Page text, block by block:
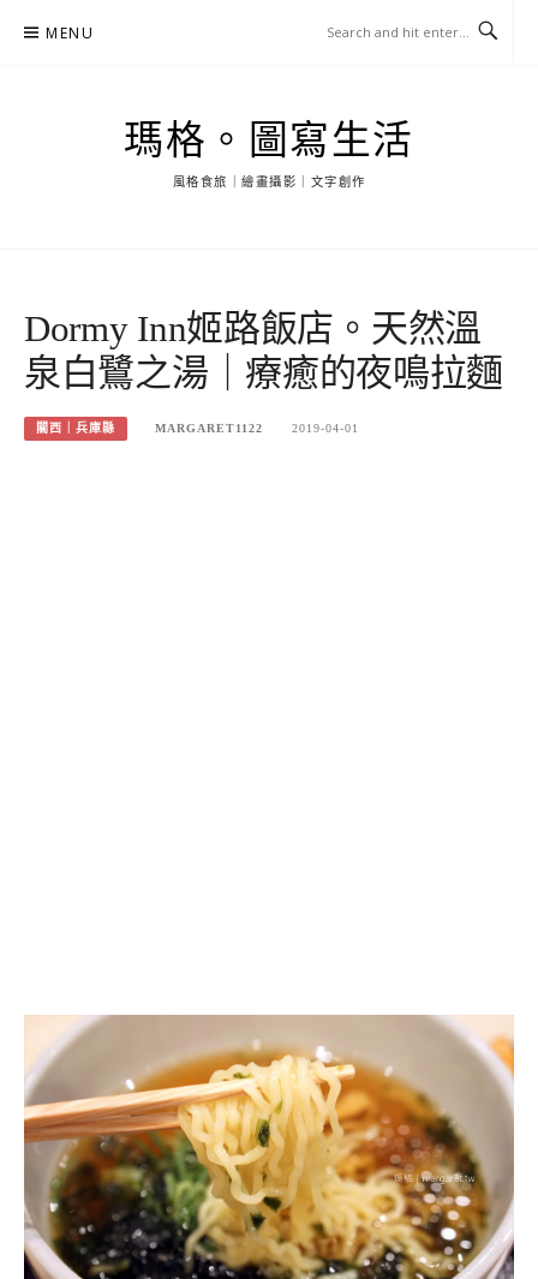
MENU
瑪格。圖寫生活
風格食旅｜繪畫攝影｜文字創作
Dormy Inn姬路飯店。天然溫
泉白鷺之湯｜療癒的夜鳴拉麵
關西｜兵庫縣 MARGARET1122 2019-04-01